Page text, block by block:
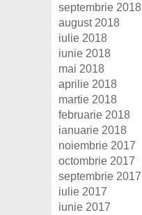
septembrie 2018
august 2018
iulie 2018
iunie 2018
mai 2018
aprilie 2018
martie 2018
februarie 2018
ianuarie 2018
noiembrie 2017
octombrie 2017
septembrie 2017
iulie 2017
iunie 2017